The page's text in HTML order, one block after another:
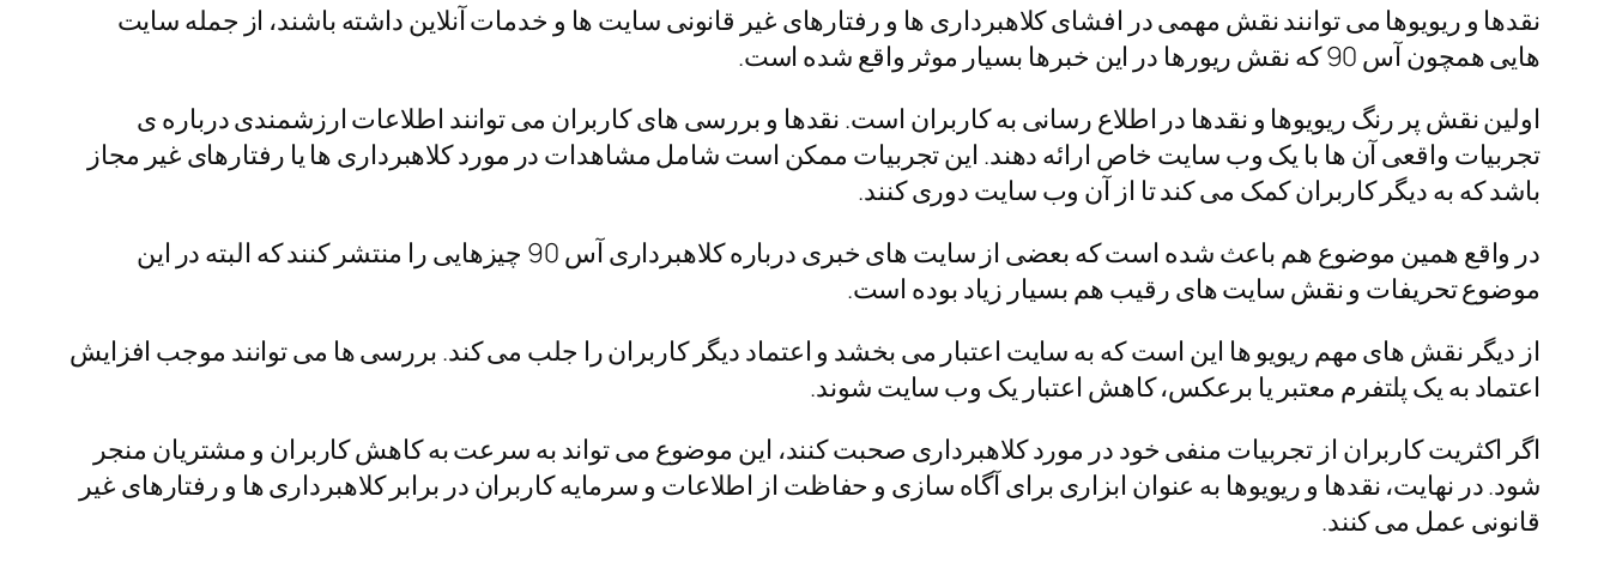
نقدها و ریویوها می‌ توانند نقش مهمی در افشای کلاهبرداری‌ ها و رفتارهای غیر قانونی سایت‌ ها و خدمات آنلاین داشته باشند، از جمله سایت‌
هایی همچون آس 90 که نقش ریورها در این خبرها بسیار موثر واقع شده است.
اولین نقش پر رنگ ریویوها و نقدها در اطلاع رسانی به کاربران است. نقدها و بررسی‌ های کاربران می‌ توانند اطلاعات ارزشمندی درباره‌ ی
تجربیات واقعی آن‌ ها با یک وب‌ سایت خاص ارائه دهند. این تجربیات ممکن است شامل مشاهدات در مورد کلاهبرداری‌ ها یا رفتارهای غیر مجاز
باشد که به دیگر کاربران کمک می‌ کند تا از آن وب‌ سایت دوری کنند.
در واقع همین موضوع هم باعث شده است که بعضی از سایت های خبری درباره کلاهبرداری آس 90 چیزهایی را منتشر کنند که البته در این
موضوع تحریفات و نقش سایت های رقیب هم بسیار زیاد بوده است.
از دیگر نقش های مهم ریویو ها این است که به سایت اعتبار می بخشد و اعتماد دیگر کاربران را جلب می کند. بررسی‌ ها می‌ توانند موجب افزایش
اعتماد به یک پلتفرم معتبر یا برعکس، کاهش اعتبار یک وب‌ سایت شوند.
اگر اکثریت کاربران از تجربیات منفی خود در مورد کلاهبرداری صحبت کنند، این موضوع می‌ تواند به سرعت به کاهش کاربران و مشتریان منجر
شود. در نهایت، نقدها و ریویوها به عنوان ابزاری برای آگاه‌ سازی و حفاظت از اطلاعات و سرمایه کاربران در برابر کلاهبرداری‌ ها و رفتارهای غیر
قانونی عمل می‌ کنند.